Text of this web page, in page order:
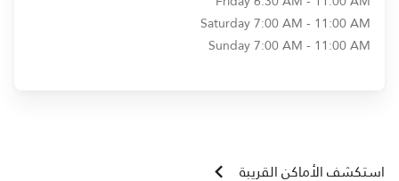
Saturday7:00 AM - 11:00 AM
Sunday7:00 AM - 11:00 AM
استكشف الأماكن القريبة